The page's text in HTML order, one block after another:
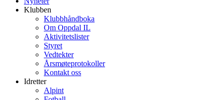
Klubben
Klubbhåndboka
Om Oppdal IL
Aktivitetslister
Styret
Vedtekter
Årsmøteprotokoller
Kontakt oss
Idretter
Alpint